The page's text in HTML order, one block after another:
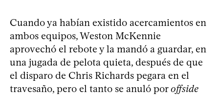
Cuando ya habían existido acercamientos en
ambos equipos, Weston McKennie
aprovechó el rebote y la mandó a guardar, en
una jugada de pelota quieta, después de que
el disparo de Chris Richards pegara en el
travesaño, pero el tanto se anuló poroffside